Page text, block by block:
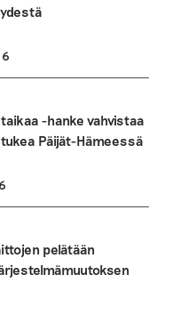
-hanke vahvistaa
Päijät-Hämeessä
pelätään